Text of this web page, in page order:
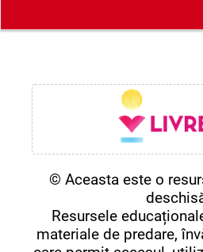
© Aceasta este o
Resursele
materiale de predare,